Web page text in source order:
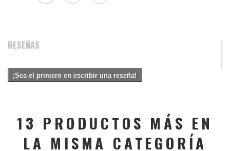
RESEÑAS
¡Sea el primero en escribir una reseña!
13 PRODUCTOS MÁS EN
LA MISMA CATEGORÍA